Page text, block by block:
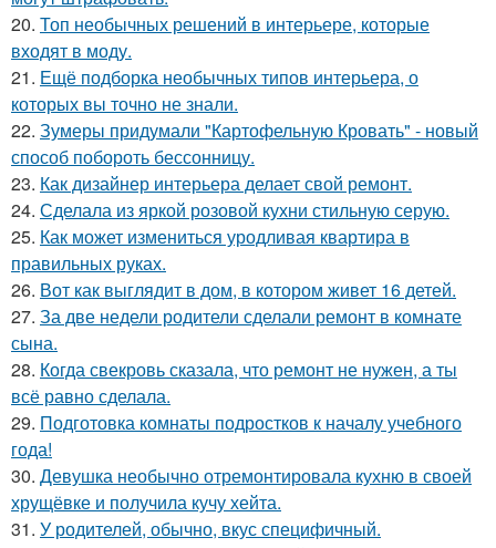
20. Топ необычных решений в интерьере, которые
входят в моду.
21. Ещё подборка необычных типов интерьера, о
которых вы точно не знали.
22. Зумеры придумали "Картофельную Кровать" - новый
способ побороть бессонницу.
23. Как дизайнер интерьера делает свой ремонт.
24. Сделала из яркой розовой кухни стильную серую.
25. Как может измениться уродливая квартира в
правильных руках.
26. Вот как выглядит в дом, в котором живет 16 детей.
27. За две недели родители сделали ремонт в комнате
сына.
28. Когда свекровь сказала, что ремонт не нужен, а ты
всё равно сделала.
29. Подготовка комнаты подростков к началу учебного
года!
30. Девушка необычно отремонтировала кухню в своей
хрущёвке и получила кучу хейта.
31. У родителей, обычно, вкус специфичный.